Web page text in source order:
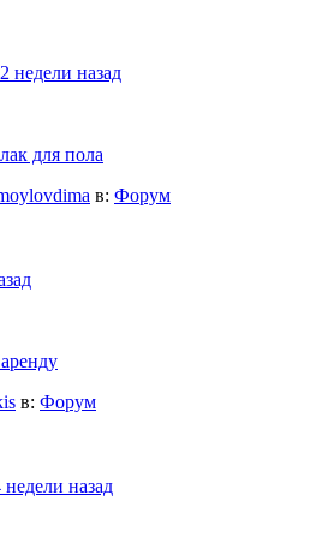
недели назад
для пола
в: Форум
в: Форум
недели назад